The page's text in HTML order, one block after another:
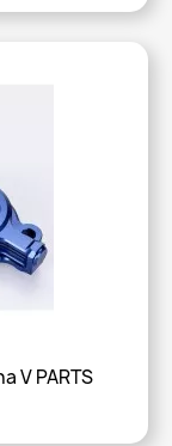
V PARTS